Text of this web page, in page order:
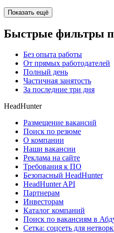
Показать ещё
Быстрые фильтры
Без опыта работы
От прямых работодателей
Полный день
Частичная занятость
За последние три дня
HeadHunter
Размещение вакансий
Поиск по резюме
О компании
Наши вакансии
Реклама на сайте
Требования к ПО
Безопасный HeadHunter
HeadHunter API
Партнерам
Инвесторам
Каталог компаний
Поиск по вакансиям в
Сетка: соцсеть для